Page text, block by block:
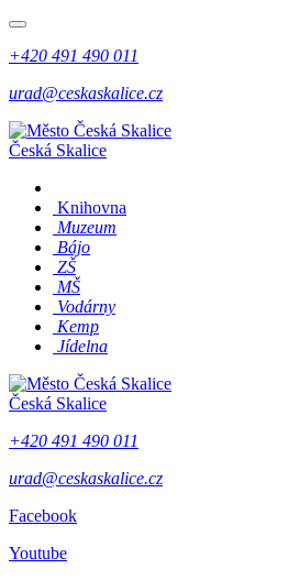
+420 491 490 011
urad@ceskaskalice.cz
Česká Skalice
Knihovna
Muzeum
Bájo
ZŠ
MŠ
Vodárny
Kemp
Jídelna
Česká Skalice
+420 491 490 011
urad@ceskaskalice.cz
Facebook
Youtube